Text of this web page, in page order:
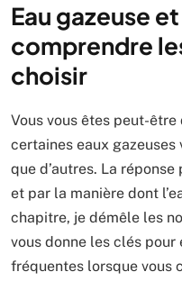
Eau gazeuse
comprendre
choisir
Vous vous êtes peut-
certaines eaux gazeuses
que d’autres. La
et par la manière dont
chapitre, je démêle les
vous donne les clés
fréquentes lorsque vous